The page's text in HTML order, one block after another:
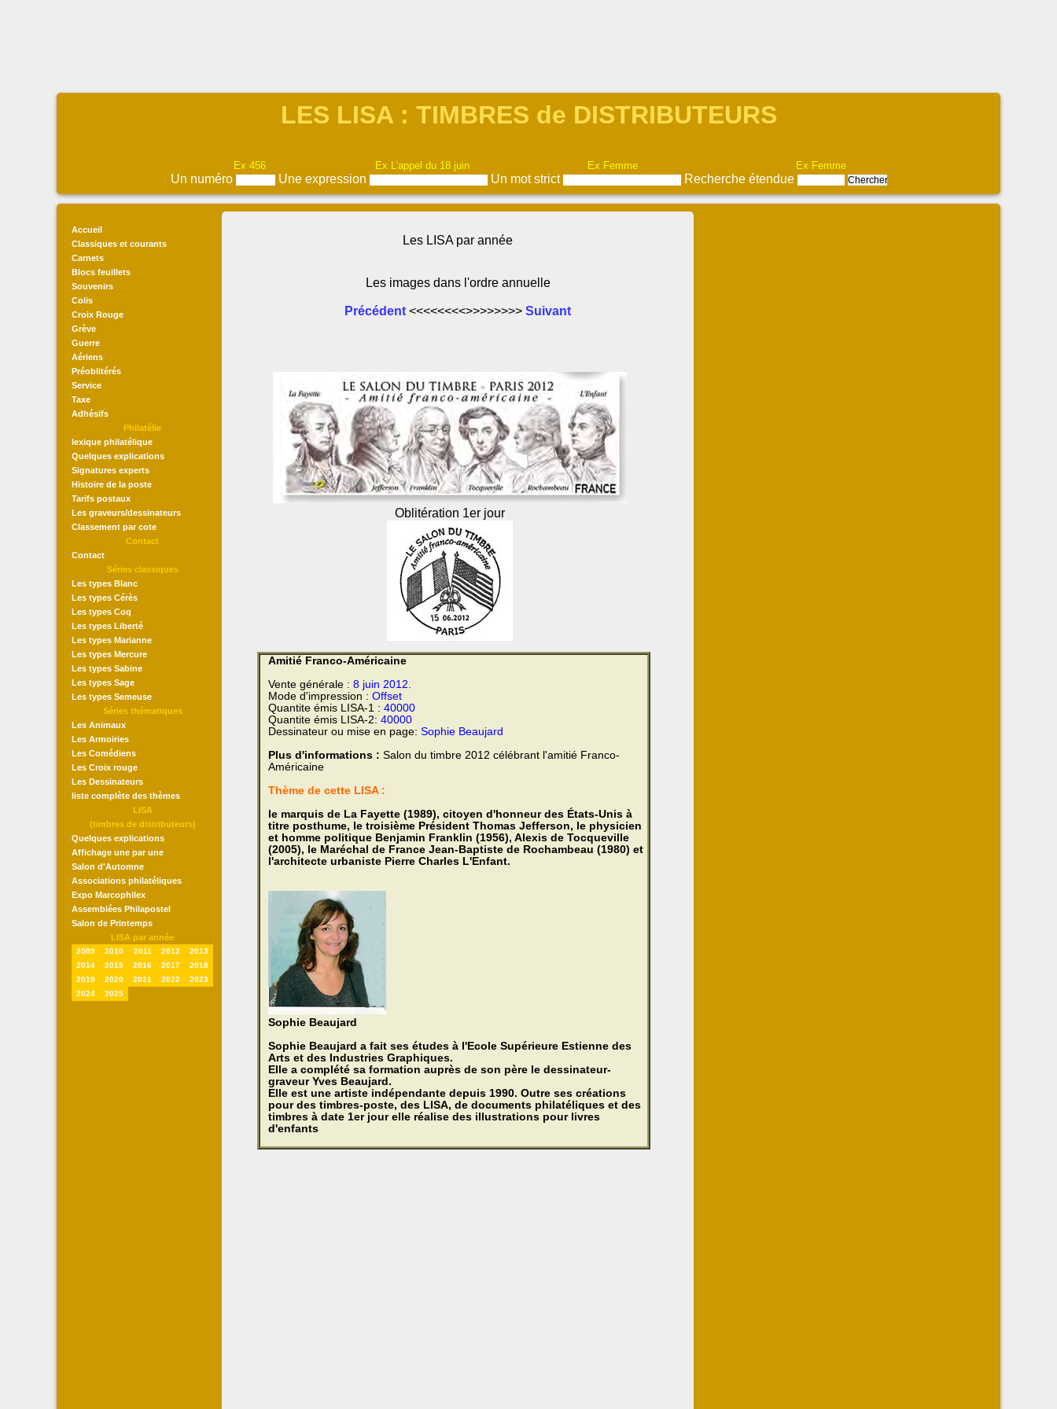
LES LISA : TIMBRES de DISTRIBUTEURS
Ex 456 Ex L'appel du 18 juin Ex Femme Ex Femme
Un numéro Une expression Un mot strict Recherche étendue
Accueil
Classiques et courants
Carnets
Blocs feuillets
Souvenirs
Colis
Croix Rouge
Grève
Guerre
Aériens
Préoblitérés
Service
Taxe
Adhésifs
Philatélie
lexique philatélique
Quelques explications
Signatures experts
Histoire de la poste
Tarifs postaux
Les graveurs/dessinateurs
Classement par cote
Contact
Contact
Séries classiques
Les types Blanc
Les types Cérès
Les types Coq
Les types Liberté
Les types Marianne
Les types Mercure
Les types Sabine
Les types Sage
Les types Semeuse
Séries thématiques
Les Animaux
Les Armoiries
Les Comédiens
Les Croix rouge
Les Dessinateurs
liste complète des thèmes
LISA
(timbres de distributeurs)
Quelques explications
Affichage une par une
Salon d'Automne
Associations philatéliques
Expo Marcophilex
Assemblées Philapostel
Salon de Printemps
LISA par année
2009 2010 2011 2012
2013
2014
2015 2016 2017
2018
2019
2020 2021 2022
2023
2024
2025
Les LISA par année
Les images dans l'ordre annuelle
Précédent <<<<<<<<>>>>>>>> Suivant
Oblitération 1er jour
Amitié Franco-Américaine
Vente générale : 8 juin 2012.
Mode d'impression : Offset
Quantite émis LISA-1 : 40000
Quantite émis LISA-2: 40000
Dessinateur ou mise en page: Sophie Beaujard
Plus d'informations : Salon du timbre 2012 célébrant l'amitié Franco-
Américaine
Thème de cette LISA :
le marquis de La Fayette (1989), citoyen d'honneur des États-Unis à
titre posthume, le troisième Président Thomas Jefferson, le physicien
et homme politique Benjamin Franklin (1956), Alexis de Tocqueville
(2005), le Maréchal de France Jean-Baptiste de Rochambeau (1980) et
l'architecte urbaniste Pierre Charles L'Enfant.
Sophie Beaujard
Sophie Beaujard a fait ses études à l'Ecole Supérieure Estienne des
Arts et des Industries Graphiques.
Elle a complété sa formation auprès de son père le dessinateur-
graveur Yves Beaujard.
Elle est une artiste indépendante depuis 1990. Outre ses créations
pour des timbres-poste, des LISA, de documents philatéliques et des
timbres à date 1er jour elle réalise des illustrations pour livres
d'enfants